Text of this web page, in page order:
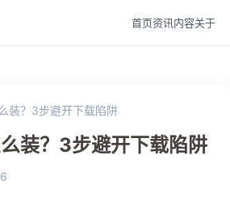
首页资讯内容关于
装？3步避开下载陷阱
装？3步避开下载陷阱